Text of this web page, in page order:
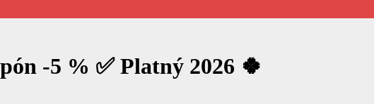
-5 % ✅ Platný 2026 🍀